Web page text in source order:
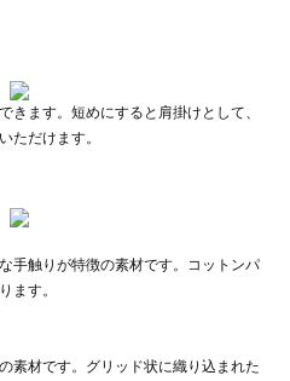
きます。短めにすると肩掛けとして、
ただけます。
手触りが特徴の素材です。コットンパ
ます。
素材です。グリッド状に織り込まれた